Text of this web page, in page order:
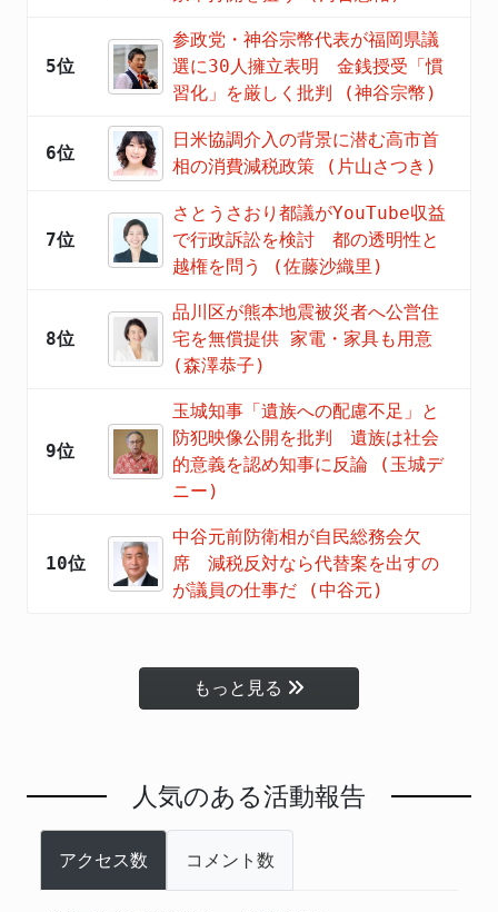
5位
参政党・神谷宗幣代表が福岡県議
選に30人擁立表明 金銭授受「慣
習化」を厳しく批判 (神谷宗幣)
6位
日米協調介入の背景に潜む高市首
相の消費減税政策 (片山さつき)
7位
さとうさおり都議がYouTube収益
で行政訴訟を検討 都の透明性と
越権を問う (佐藤沙織里)
8位
品川区が熊本地震被災者へ公営住
宅を無償提供 家電・家具も用意
(森澤恭子)
9位
玉城知事「遺族への配慮不足」と
防犯映像公開を批判 遺族は社会
的意義を認め知事に反論 (玉城デ
ニー)
10位
中谷元前防衛相が自民総務会欠
席 減税反対なら代替案を出すの
が議員の仕事だ (中谷元)
もっと見る
人気のある活動報告
アクセス数 コメント数